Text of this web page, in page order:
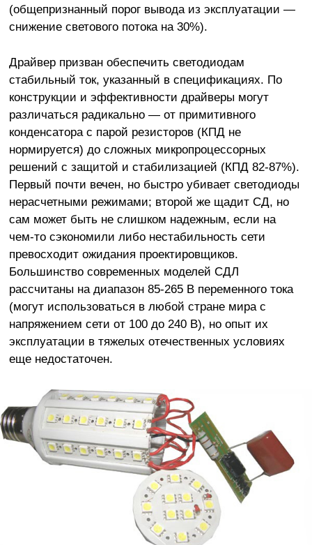
(общепризнанный порог вывода из эксплуатации —
снижение светового потока на 30%).
Драйвер призван обеспечить светодиодам
стабильный ток, указанный в спецификациях. По
конструкции и эффективности драйверы могут
различаться радикально — от примитивного
конденсатора с парой резисторов (КПД не
нормируется) до сложных микропроцессорных
решений с защитой и стабилизацией (КПД 82-87%).
Первый почти вечен, но быстро убивает светодиоды
нерасчетными режимами; второй же щадит СД, но
сам может быть не слишком надежным, если на
чем-то сэкономили либо нестабильность сети
превосходит ожидания проектировщиков.
Большинство современных моделей СДЛ
рассчитаны на диапазон 85-265 В переменного тока
(могут использоваться в любой стране мира с
напряжением сети от 100 до 240 В), но опыт их
эксплуатации в тяжелых отечественных условиях
еще недостаточен.